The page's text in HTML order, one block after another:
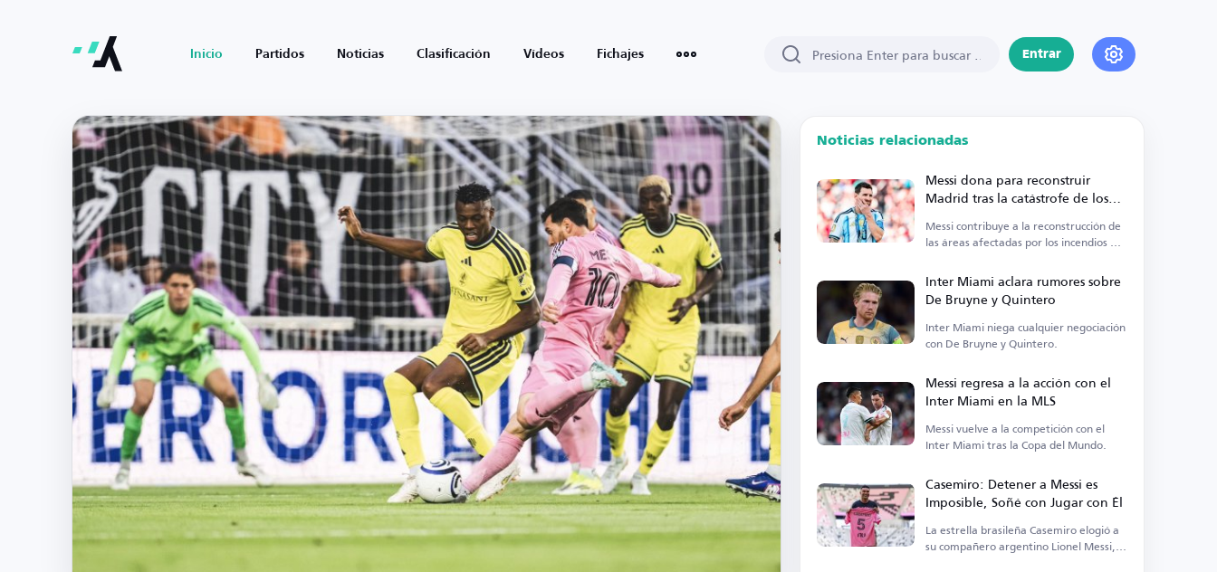
Inicio Partidos Noticias Clasificación Vídeos Fichajes Entrar
Noticias relacionadas
Messi dona para reconstruir
Madrid tras la catástrofe de los
incendios
Messi contribuye a la reconstrucción de
las áreas afectadas por los incendios en
Inter Miami aclara rumores sobre
De Bruyne y Quintero
Inter Miami niega cualquier negociación
con De Bruyne y Quintero.
Messi regresa a la acción con el
Inter Miami en la MLS
Messi vuelve a la competición con el
Inter Miami tras la Copa del Mundo.
Casemiro: Detener a Messi es
Imposible, Soñé con Jugar con Él
La estrella brasileña Casemiro elogió a
su compañero argentino Lionel Messi,